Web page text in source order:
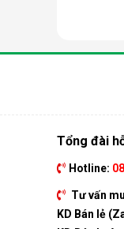
Tổng đài
Hotline:
Tư vấn
KD Bán lẻ